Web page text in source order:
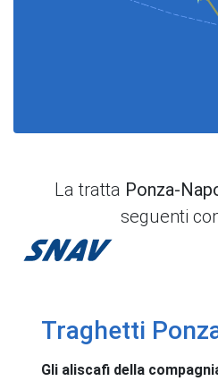
La tratta Ponza-
seguenti
Snav
Traghetti
Gli aliscafi della